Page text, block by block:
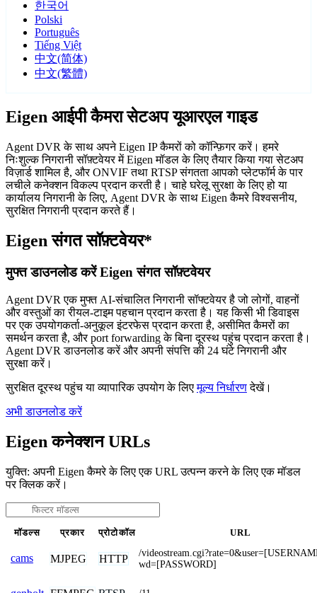
한국어
Polski
Português
Tiếng Việt
中文(简体)
中文(繁體)
Eigen आईपी कैमरा सेटअप यूआरएल गाइड
Agent DVR के साथ अपने Eigen IP कैमरों को कॉन्फ़िगर करें। हमरे
निःशुल्क निगरानी सॉफ़्टवेयर में Eigen मॉडल के लिए तैयार किया गया सेटअप
विज़ार्ड शामिल है, और ONVIF तथा RTSP संगतता आपको प्लेटफॉर्म के पार
लचीले कनेक्शन विकल्प प्रदान करती है। चाहे घरेलू सुरक्षा के लिए हो या
कार्यालय निगरानी के लिए, Agent DVR के साथ Eigen कैमरे विश्वसनीय,
सुरक्षित निगरानी प्रदान करते हैं।
Eigen संगत सॉफ़्टवेयर*
मुफ्त डाउनलोड करें Eigen संगत सॉफ़्टवेयर
Agent DVR एक मुफ्त AI-संचालित निगरानी सॉफ्टवेयर है जो लोगों, वाहनों
और वस्तुओं का रीयल-टाइम पहचान प्रदान करता है। यह किसी भी डिवाइस
पर एक उपयोगकर्ता-अनुकूल इंटरफेस प्रदान करता है, असीमित कैमरों का
समर्थन करता है, और port forwarding के बिना दूरस्थ पहुंच प्रदान करता है।
Agent DVR डाउनलोड करें और अपनी संपत्ति की 24 घंटे निगरानी और
सुरक्षा करें।
सुरक्षित दूरस्थ पहुंच या व्यापारिक उपयोग के लिएमूल्य निर्धारणदेखें।
अभी डाउनलोड करें
Eigen कनेक्शन URLs
युक्ति: अपनी Eigen कैमरे के लिए एक URL उत्पन्न करने के लिए एक मॉडल
पर क्लिक करें।
मॉडल्स प्रकार प्रोटोकॉल URL
cams MJPEG HTTP
/
wd=[PASSWORD]